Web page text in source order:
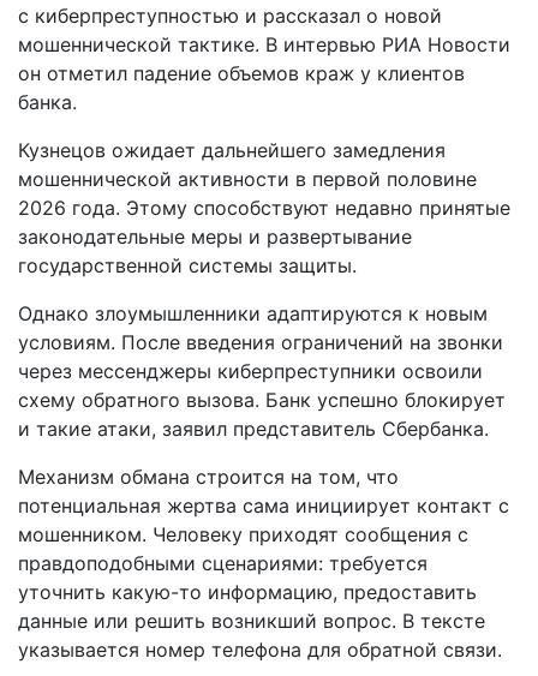
с киберпреступностью и рассказал о новой
мошеннической тактике. В интервью РИА Новости
он отметил падение объемов краж у клиентов
банка.
Кузнецов ожидает дальнейшего замедления
мошеннической активности в первой половине
2026 года. Этому способствуют недавно принятые
законодательные меры и развертывание
государственной системы защиты.
Однако злоумышленники адаптируются к новым
условиям. После введения ограничений на звонки
через мессенджеры киберпреступники освоили
схему обратного вызова. Банк успешно блокирует
и такие атаки, заявил представитель Сбербанка.
Механизм обмана строится на том, что
потенциальная жертва сама инициирует контакт с
мошенником. Человеку приходят сообщения с
правдоподобными сценариями: требуется
уточнить какую-то информацию, предоставить
данные или решить возникший вопрос. В тексте
указывается номер телефона для обратной связи.